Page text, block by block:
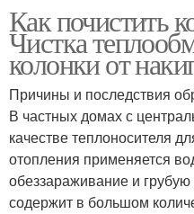
Как почистить
Чистка
колонки от
Причины и последствия
В частных домах с
качестве теплоносителя
отопления применяется
обеззараживание и грубую
содержит в большом